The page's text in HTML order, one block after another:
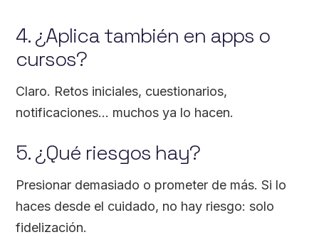
4. ¿Aplica también en apps o
cursos?
Claro. Retos iniciales, cuestionarios,
notificaciones… muchos ya lo hacen.
5. ¿Qué riesgos hay?
Presionar demasiado o prometer de más. Si lo
haces desde el cuidado, no hay riesgo: solo
fidelización.